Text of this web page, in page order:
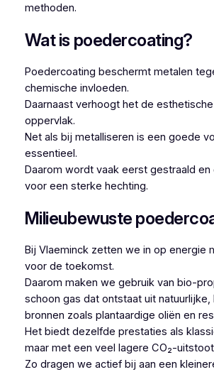
methoden.
Wat is poedercoating?
Poedercoating beschermt metalen
chemische invloeden.
Daarnaast verhoogt het de
oppervlak.
Net als bij metalliseren is een goede
essentieel.
Daarom wordt vaak eerst gestraald
voor een sterke hechting.
Milieubewuste
Bij Vlaeminck zetten we in op energie
voor de toekomst.
Daarom maken we gebruik van bio-
schoon gas dat ontstaat uit natuurlijke,
bronnen zoals plantaardige oliën en
Het biedt dezelfde prestaties als
maar met een veel lagere CO₂-
Zo dragen we actief bij aan een